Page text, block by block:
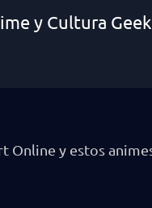
y Cultura Geek